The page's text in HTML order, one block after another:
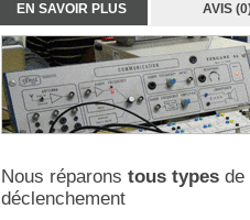
EN SAVOIR PLUS AVIS
Nous réparons tous types de
déclenchement